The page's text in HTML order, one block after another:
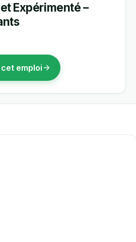
Expérimenté –
emploi